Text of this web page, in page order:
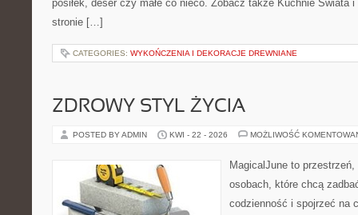
posiłek, deser czy małe co nieco. Zobacz także Kuchnie Świata
stronie […]
CATEGORIES: WYKOŃCZENIA I DEKORACJE DREWNIANE
ZDROWY STYL ŻYCIA
POSTED BY ADMIN KWI - 22 - 2026 MOŻLIWOŚĆ
MagicalJune to
osobach, które chcą
codzienność i spojrzeć na